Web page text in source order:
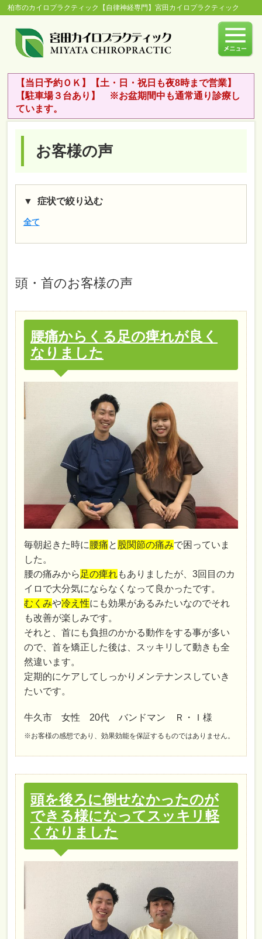
柏市のカイロプラクティック【自律神経専門】宮田カイロプラクティック
【当日予約ＯＫ】【土・日・祝日も夜8時まで営業】
【駐車場３台あり】 ※お盆期間中も通常通り診療し
ています。
お客様の声
症状で絞り込む
全て
頭・首のお客様の声
腰痛からくる足の痺れが良く
なりました
毎朝起きた時に腰痛と 股関節の痛みで困っていま
した。
腰の痛みから 足の痺れもありましたが、3回目のカ
イロで大分気にならなくなって良かったです。
むくみや冷え性にも効果があるみたいなのでそれ
も改善が楽しみです。
それと、首にも負担のかかる動作をする事が多い
ので、首を矯正した後は、スッキリして動きも全
然違います。
定期的にケアしてしっかりメンテナンスしていき
たいです。
牛久市 女性 20代 バンドマン Ｒ・Ｉ様
※お客様の感想であり、効果効能を保証するものではありません。
頭を後ろに倒せなかったのが
できる様になってスッキリ軽
くなりました